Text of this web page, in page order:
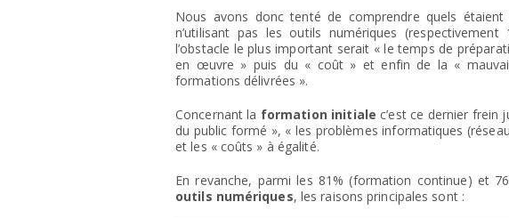
Nous avons donc tenté de comprendre quels étaient
n’utilisant pas les outils numériques
l’obstacle le plus important serait « le temps de
en œuvre » puis du « coût » et enfin de la «
formations délivrées ».
Concernant la formation initiale c’est ce dernier frein
du public formé », « les problèmes informatiques
et les « coûts » à égalité.
En revanche, parmi les 81% (formation continue) et
outils numériques, les raisons principales sont :